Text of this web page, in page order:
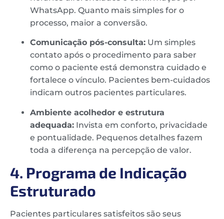
WhatsApp. Quanto mais simples for o
processo, maior a conversão.
Comunicação pós-consulta: Um simples
contato após o procedimento para saber
como o paciente está demonstra cuidado e
fortalece o vínculo. Pacientes bem-cuidados
indicam outros pacientes particulares.
Ambiente acolhedor e estrutura
adequada: Invista em conforto, privacidade
e pontualidade. Pequenos detalhes fazem
toda a diferença na percepção de valor.
4. Programa de Indicação
Estruturado
Pacientes particulares satisfeitos são seus